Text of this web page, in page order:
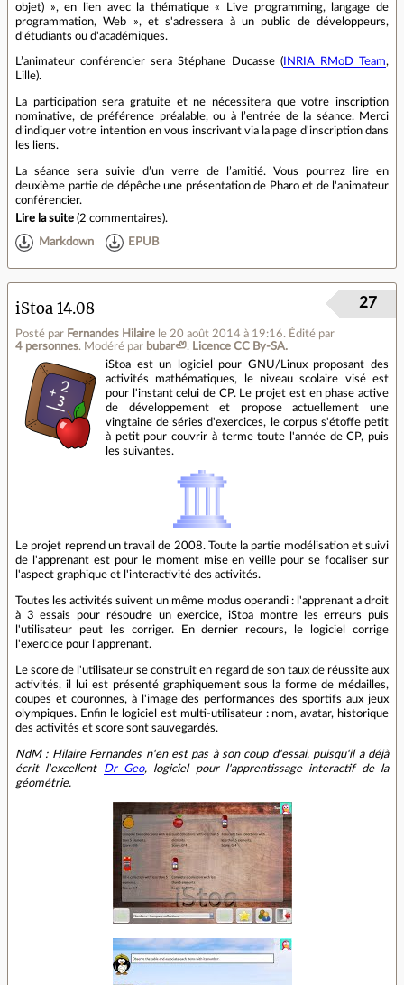
objet) », en lien avec la thématique « Live programming, langage de
programmation, Web », et s'adressera à un public de développeurs,
d'étudiants ou d'académiques.
L’animateur conférencier sera Stéphane Ducasse (INRIA RMoD Team,
Lille).
La participation sera gratuite et ne nécessitera que votre inscription
nominative, de préférence préalable, ou à l’entrée de la séance. Merci
d’indiquer votre intention en vous inscrivant via la page d'inscription dans
les liens.
La séance sera suivie d’un verre de l’amitié. Vous pourrez lire en
deuxième partie de dépêche une présentation de Pharo et de l'animateur
conférencier.
Lire la suite (2 commentaires).
Markdown EPUB
iStoa 14.08
Posté par Fernandes Hilaire le 20 août 2014 à 19:16. Édité par
4 personnes. Modéré par bubar🦥. Licence CC By‑SA.
27
iStoa est un logiciel pour GNU/Linux proposant des
activités mathématiques, le niveau scolaire visé est
pour l'instant celui de CP. Le projet est en phase active
de développement et propose actuellement une
vingtaine de séries d'exercices, le corpus s'étoffe petit
à petit pour couvrir à terme toute l'année de CP, puis
les suivantes.
Le projet reprend un travail de 2008. Toute la partie modélisation et suivi
de l'apprenant est pour le moment mise en veille pour se focaliser sur
l'aspect graphique et l'interactivité des activités.
Toutes les activités suivent un même modus operandi : l'apprenant a droit
à 3 essais pour résoudre un exercice, iStoa montre les erreurs puis
l'utilisateur peut les corriger. En dernier recours, le logiciel corrige
l'exercice pour l'apprenant.
Le score de l'utilisateur se construit en regard de son taux de réussite aux
activités, il lui est présenté graphiquement sous la forme de médailles,
coupes et couronnes, à l'image des performances des sportifs aux jeux
olympiques. Enfin le logiciel est multi-utilisateur : nom, avatar, historique
des activités et score sont sauvegardés.
NdM : Hilaire Fernandes n'en est pas à son coup d'essai, puisqu'il a déjà
écrit l'excellent
Dr Geo, logiciel pour l'apprentissage interactif de la
géométrie.